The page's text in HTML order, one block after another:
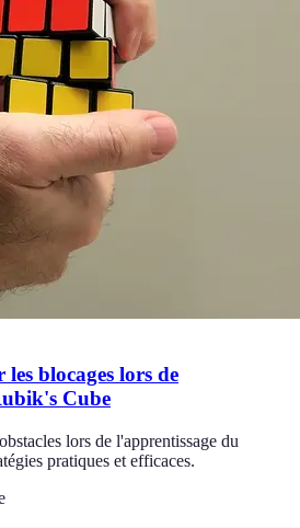
blocages lors de
Cube
lors de l'apprentissage du
pratiques et efficaces.